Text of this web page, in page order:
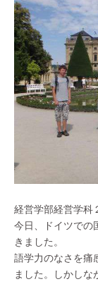
経営学部経営学科
今日、ドイツでの
きました。
語学力のなさを痛
ました。しかしな